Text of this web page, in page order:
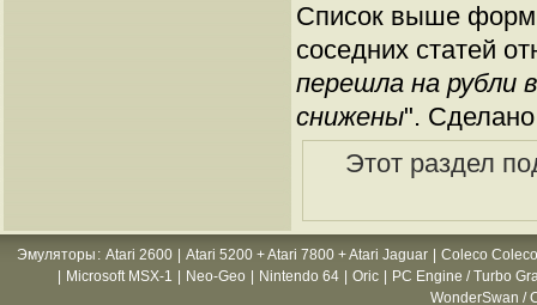
Список выше
соседних статей
перешла на рубли
снижены". Сделано
Этот раздел
Эмуляторы : Atari 2600 Atari 5200 + Atari 7800 + Atari Jaguar
Coleco
Microsoft MSX-1 Neo-Geo Nintendo 64 Oric
PC Engine / Turbo
WonderSwan /